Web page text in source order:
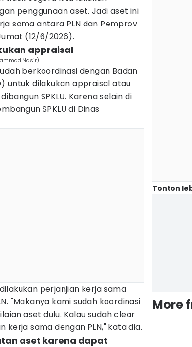
penggunaan aset. Jadi aset ini
sama antara PLN dan Pemprov
(12/6/2026).
appraisal
Nasir)
berkoordinasi dengan Badan
untuk dilakukan appraisal atau
SPKLU. Karena selain di
SPKLU di Dinas
perjanjian kerja sama
"Makanya kami sudah koordinasi
aset dulu. Kalau sudah clear
kerja sama dengan PLN," kata dia.
aset karena dapat
Tonton
More